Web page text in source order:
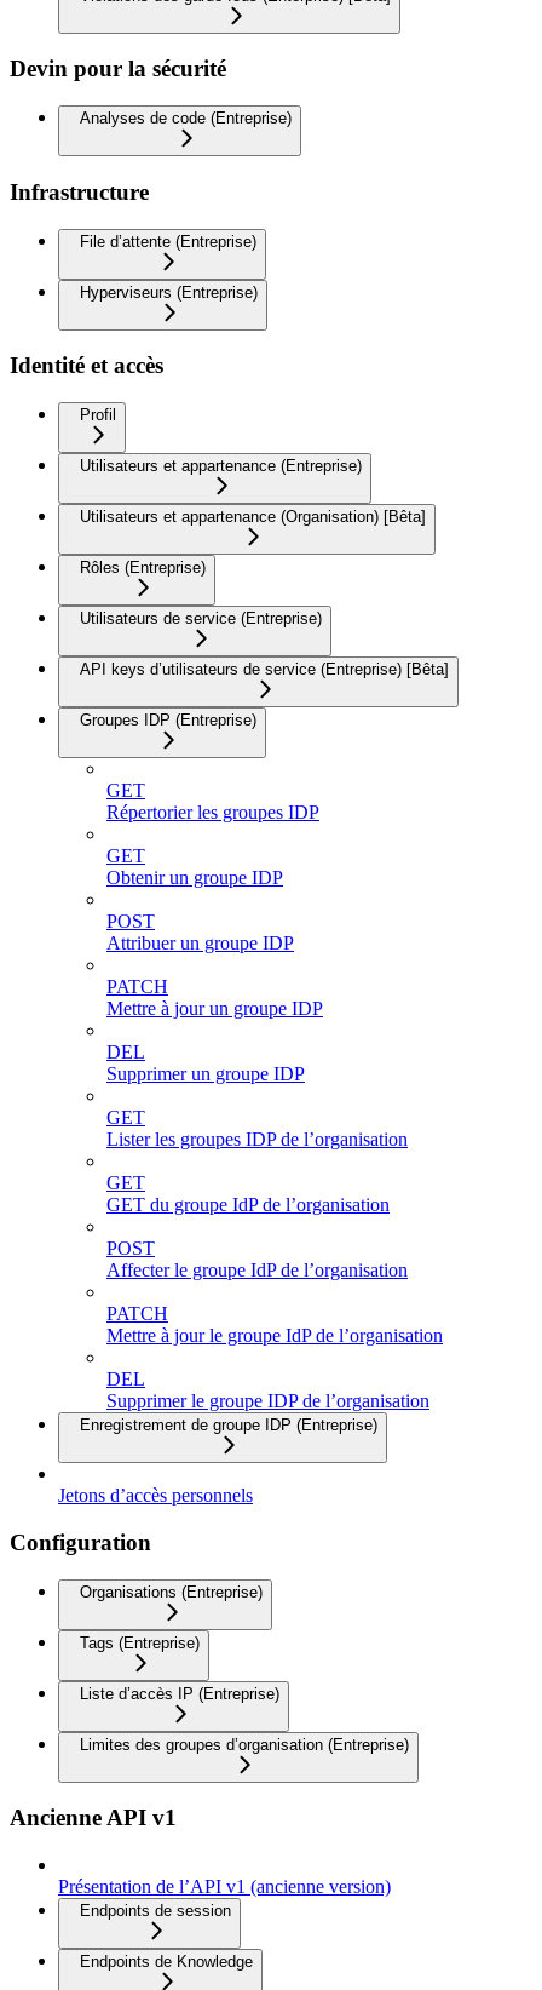
Devin pour la sécurité
Analyses de code (Entreprise)
Infrastructure
File d’attente (Entreprise)
Hyperviseurs (Entreprise)
Identité et accès
Profil
Utilisateurs et appartenance (Entreprise)
Utilisateurs et appartenance (Organisation) [Bêta]
Rôles (Entreprise)
Utilisateurs de service (Entreprise)
API keys d’utilisateurs de service (Entreprise) [Bêta]
Groupes IDP (Entreprise)
GET
Répertorier les groupes IDP
GET
Obtenir un groupe IDP
POST
Attribuer un groupe IDP
PATCH
Mettre à jour un groupe IDP
DEL
Supprimer un groupe IDP
GET
Lister les groupes IDP de l’organisation
GET
GET du groupe IdP de l’organisation
POST
Affecter le groupe IdP de l’organisation
PATCH
Mettre à jour le groupe IdP de l’organisation
DEL
Supprimer le groupe IDP de l’organisation
Enregistrement de groupe IDP (Entreprise)
Jetons d’accès personnels
Configuration
Organisations (Entreprise)
Tags (Entreprise)
Liste d’accès IP (Entreprise)
Limites des groupes d’organisation (Entreprise)
Ancienne API v1
Présentation de l’API v1 (ancienne version)
Endpoints de session
Endpoints de Knowledge